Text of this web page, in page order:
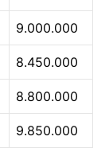
9.000.000
8.450.000
8.800.000
9.850.000